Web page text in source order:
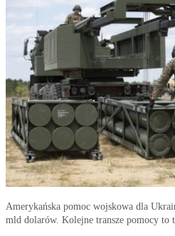
Amerykańska pomoc wojskowa dla
mld dolarów. Kolejne transze pomocy to